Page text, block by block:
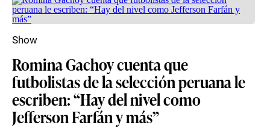
Romina Gachoy cuenta que
futbolistas de la selección peruana le
escriben: “Hay del nivel como
Jefferson Farfán y más”
Show